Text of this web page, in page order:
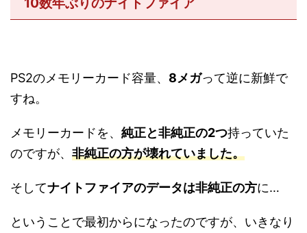
PS2のメモリーカード容量、 8メガって逆に新鮮で
すね。
メモリーカードを、 純正と非純正の2つ持っていた
のですが、 非純正の方が壊れていました。
そしてナイトファイアのデータは非純正の方に…
ということで最初からになったのですが、いきなり